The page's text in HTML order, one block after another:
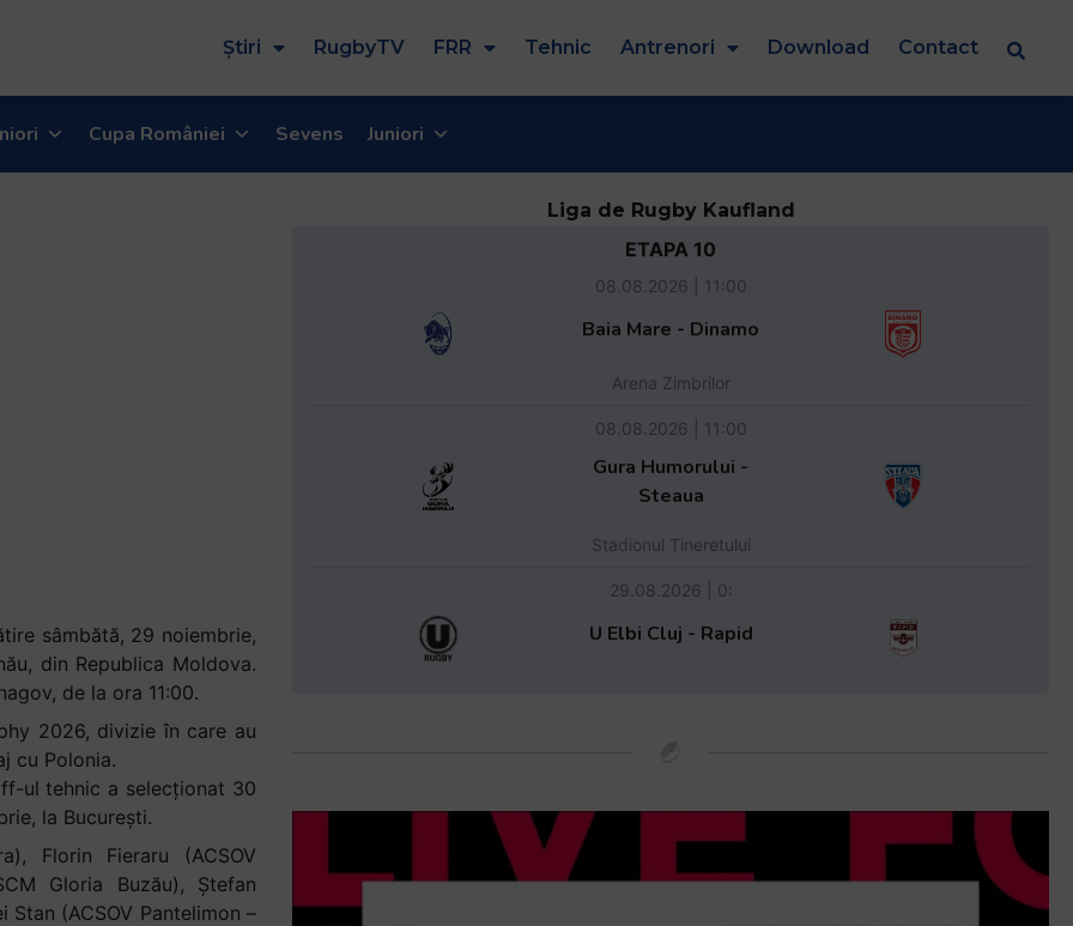
Știri RugbyTV FRR Tehnic Antrenori Download Contact
Cupa României Sevens Juniori
sâmbătă, 29 noiembrie,
din Republica Moldova.
de la ora 11:00.
2026, divizie în care au
cu Polonia.
ul tehnic a selecționat 30
la București.
Florin Fieraru (ACSOV
Gloria Buzău), Ștefan
Stan (ACSOV Pantelimon –
Liga de Rugby Kaufland
ETAPA 10
08.08.2026 | 11:00
Baia Mare - Dinamo
Arena Zimbrilor
08.08.2026 | 11:00
Gura Humorului -
Steaua
Stadionul Tineretului
29.08.2026 | 0:
U Elbi Cluj - Rapid